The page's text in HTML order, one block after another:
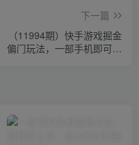
下一篇
（11994期）快手游戏掘金
偏门玩法，一部手机即可操